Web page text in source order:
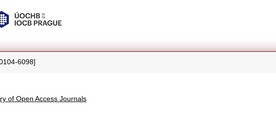
6098]
of Open Access Journals